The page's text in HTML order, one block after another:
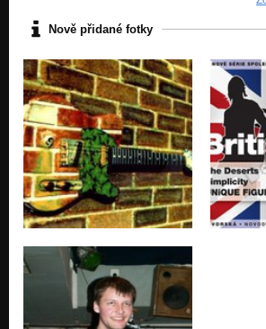
Nově přidané fotky